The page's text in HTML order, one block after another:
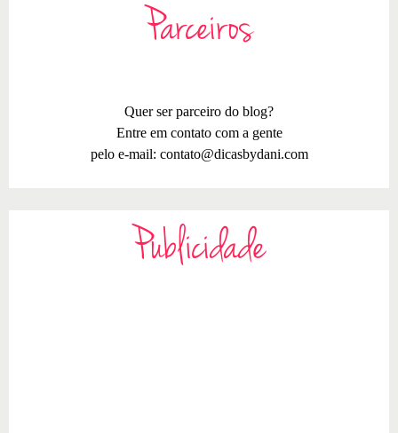
Parceiros
Quer ser parceiro do blog?
Entre em contato com a gente
pelo e-mail: contato@dicasbydani.com
Publicidade